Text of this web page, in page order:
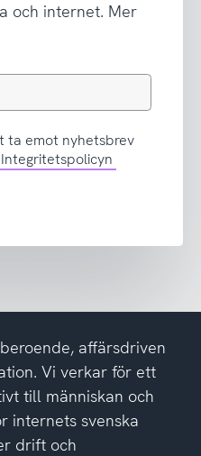
och internet. Mer
ta emot nyhetsbrev
Integritetspolicyn
affärsdriven
Vi verkar för ett
till människan och
internets svenska
drift och